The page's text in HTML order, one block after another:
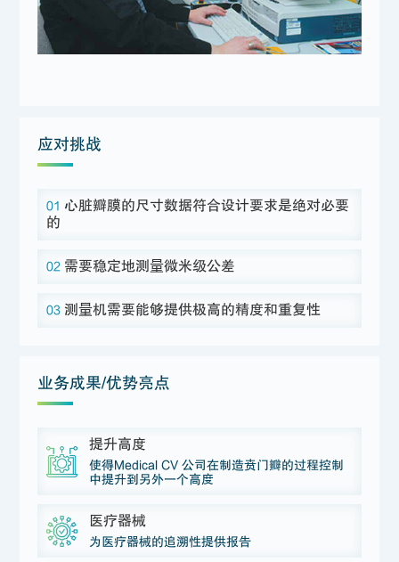
应对挑战
01 心脏瓣膜的尺寸数据符合设计要求是绝对必要
的
02 需要稳定地测量微米级公差
03 测量机需要能够提供极高的精度和重复性
业务成果/优势亮点
提升高度
使得Medical CV 公司在制造贲门瓣的过程控制
中提升到另外一个高度
医疗器械
为医疗器械的追溯性提供报告